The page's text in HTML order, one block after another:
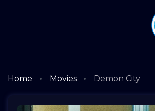
Home Movies Demon City